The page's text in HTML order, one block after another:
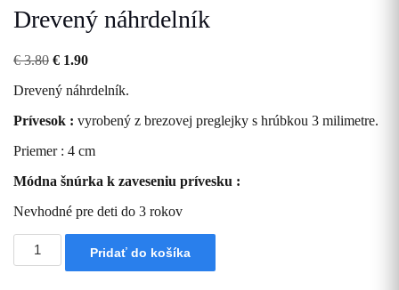
Drevený náhrdelník
€3.80 Pôvodná
bola:
€ 1.90Aktuálna
je:
Drevený náhrdelník.
Prívesok : vyrobený z brezovej preglejky s hrúbkou 3 milimetre.
Priemer : 4 cm
Módna šnúrka k zaveseniu prívesku :
Nevhodné pre deti do 3 rokov
množstvo
Drevený
náhrdelník
Pridať do košíka